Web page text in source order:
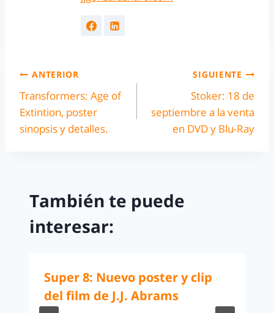
ANTERIOR
Transformers: Age of
Extintion, poster
sinopsis y detalles.
SIGUIENTE
Stoker: 18 de
septiembre a la venta
en DVD y Blu-Ray
También te puede
interesar:
Super 8: Nuevo poster y clip
del film de J.J. Abrams